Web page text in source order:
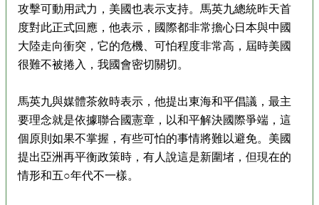
攻擊可動用武力，美國也表示支持。馬英九總統昨天首
度對此正式回應，他表示，國際都非常擔心日本與中國
大陸走向衝突，它的危機、可怕程度非常高，屆時美國
很難不被捲入，我國會密切關切。
馬英九與媒體茶敘時表示，他提出東海和平倡議，最主
要理念就是依據聯合國憲章，以和平解決國際爭端，這
個原則如果不掌握，有些可怕的事情將難以避免。美國
提出亞洲再平衡政策時，有人說這是新圍堵，但現在的
情形和五○年代不一樣。